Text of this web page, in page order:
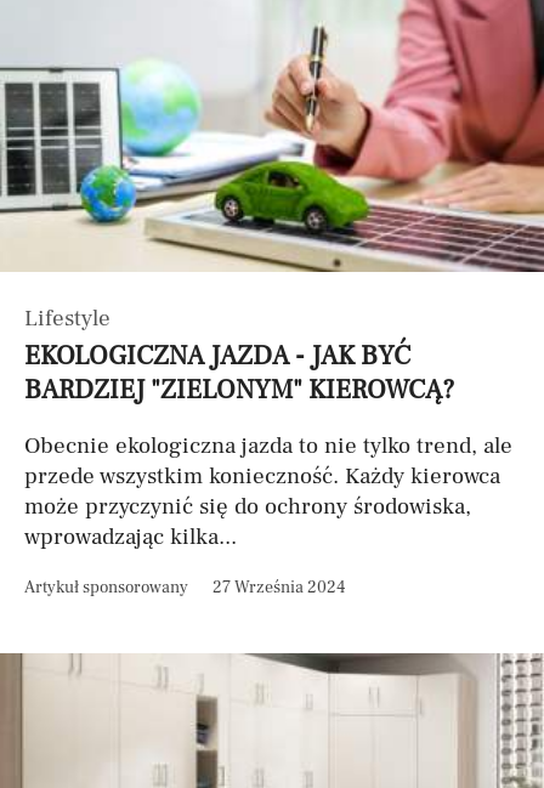
Lifestyle
EKOLOGICZNA JAZDA - JAK BYĆ
BARDZIEJ "ZIELONYM" KIEROWCĄ?
Obecnie ekologiczna jazda to nie tylko trend, ale
przede wszystkim konieczność. Każdy kierowca
może przyczynić się do ochrony środowiska,
wprowadzając kilka...
Artykuł sponsorowany 27 Września 2024